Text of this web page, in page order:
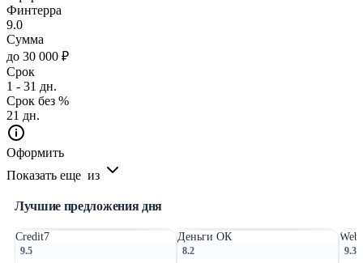
Финтерра
9.0
Сумма
до 30 000 ₽
Срок
1 - 31 дн.
Срок без %
21 дн.
Оформить
Показать еще из
Лучшие предложения дня
Credit7
9.5
Деньги ОК
8.2 9.3